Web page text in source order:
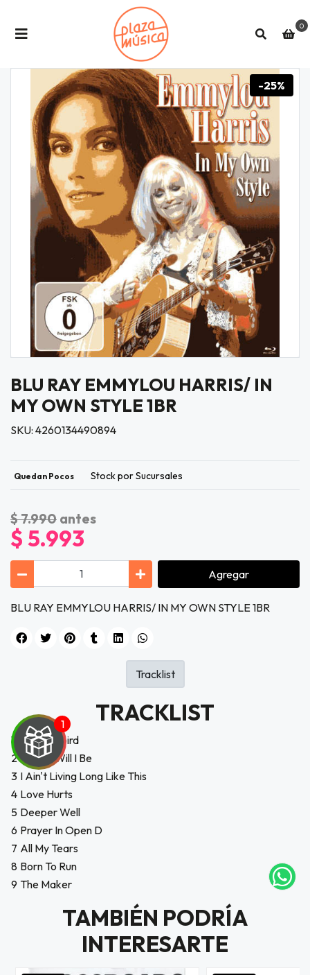
correo
0
-25%
BLU RAY EMMYLOU HARRIS/ IN
MY OWN STYLE 1BR
SKU: 4260134490894
Quedan Pocos Stock por Sucursales
$ 7.990 antes
$ 5.993
Agregar
BLU RAY EMMYLOU HARRIS/ IN MY OWN STYLE 1BR
TRACKLIST
1
My Songbird
2 Where Will I Be
3 I Ain't Living Long Like This
4 Love Hurts
5 Deeper Well
6 Prayer In Open D
7 All My Tears
8 Born To Run
9 The Maker
Tracklist
TAMBIÉN PODRÍA
INTERESARTE